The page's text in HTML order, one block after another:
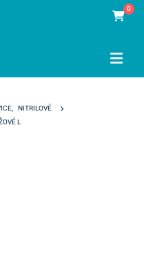
0
NITRILOVÉ
L